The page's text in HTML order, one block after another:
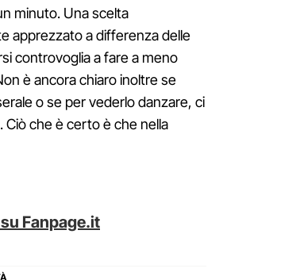
minuto. Una scelta
apprezzato a differenza delle
controvoglia a fare a meno
è ancora chiaro inoltre se
o se per vederlo danzare, ci
che è certo è che nella
Fanpage.it